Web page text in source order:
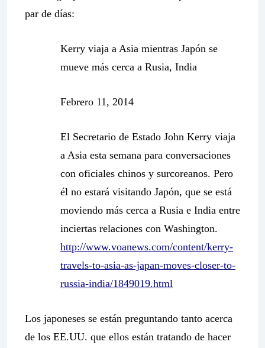
par de días:
Kerry viaja a Asia mientras Japón se
mueve más cerca a Rusia, India
Febrero 11, 2014
El Secretario de Estado John Kerry viaja
a Asia esta semana para conversaciones
con oficiales chinos y surcoreanos. Pero
él no estará visitando Japón, que se está
moviendo más cerca a Rusia e India entre
inciertas relaciones con Washington.
http://www.voanews.com/content/kerry-
travels-to-asia-as-japan-moves-closer-to-
russia-india/1849019.html
Los japoneses se están preguntando tanto acerca
de los EE.UU. que ellos están tratando de hacer